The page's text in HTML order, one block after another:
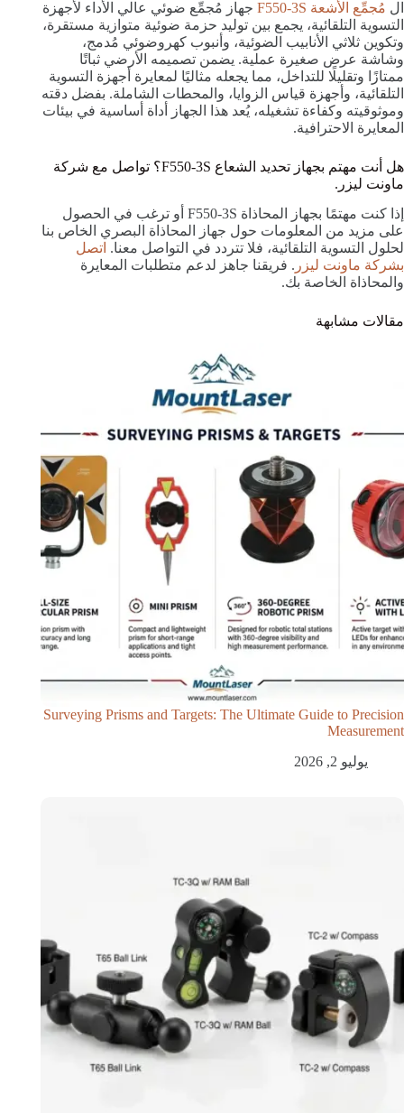
ال مُجمِّع الأشعة F550-3S
جهاز مُجمِّع ضوئي عالي الأداء لأجهزة
التسوية التلقائية، يجمع بين توليد حزمة ضوئية متوازية مستقرة،
وتكوين ثلاثي الأنابيب الضوئية، وأنبوب كهروضوئي مُدمج،
وشاشة عرض صغيرة عملية. يضمن تصميمه الأرضي ثباتًا
ممتازًا وتقليلًا للتداخل، مما يجعله مثاليًا لمعايرة أجهزة التسوية
التلقائية، وأجهزة قياس الزوايا، والمحطات الشاملة. بفضل دقته
وموثوقيته وكفاءة تشغيله، يُعد هذا الجهاز أداة أساسية في بيئات
المعايرة الاحترافية.
هل أنت مهتم بجهاز تحديد الشعاع F550-3S؟ تواصل مع شركة
ماونت ليزر.
إذا كنت مهتمًا بجهاز المحاذاة F550-3S أو ترغب في الحصول
على مزيد من المعلومات حول جهاز المحاذاة البصري الخاص بنا
لحلول التسوية التلقائية، فلا تتردد في التواصل معنا. اتصل
بشركة ماونت ليزر . فريقنا جاهز لدعم متطلبات المعايرة
والمحاذاة الخاصة بك.
مقالات مشابهة
Surveying Prisms and Targets: The Ultimate Guide to Precision
Measurement
يوليو 2, 2026